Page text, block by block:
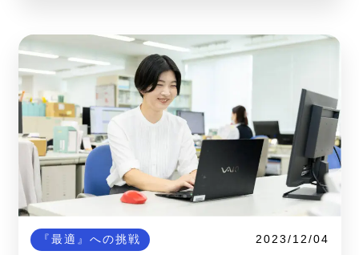
『最適』への挑戦 2023/12/04